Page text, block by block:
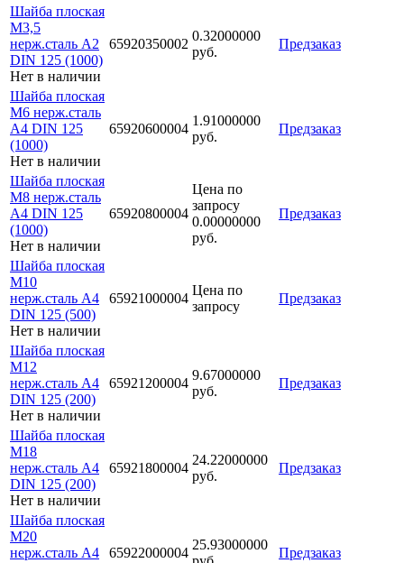
Шайба плоская
М3,5
нерж.сталь А2
DIN 125 (1000)
Нет в наличии
65920350002
0.32000000
руб.
Предзаказ
Шайба плоская
М6 нерж.сталь
А4 DIN 125
(1000)
Нет в наличии
65920600004
1.91000000
руб.
Предзаказ
Шайба плоская
М8 нерж.сталь
А4 DIN 125
(1000)
Нет в наличии
65920800004
Цена по
запросу
0.00000000
руб.
Предзаказ
Шайба плоская
М10
нерж.сталь А4
DIN 125 (500)
Нет в наличии
65921000004
Цена по
запросу
Предзаказ
Шайба плоская
М12
нерж.сталь А4
DIN 125 (200)
Нет в наличии
65921200004
9.67000000
руб.
Предзаказ
Шайба плоская
М18
нерж.сталь А4
DIN 125 (200)
Нет в наличии
65921800004
24.22000000
руб.
Предзаказ
Шайба плоская
М20
нерж.сталь А4
65922000004
25.93000000
Предзаказ